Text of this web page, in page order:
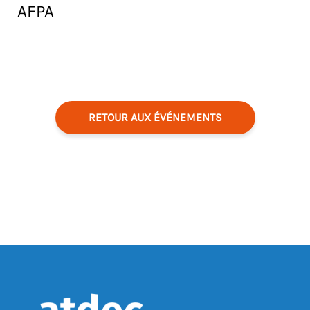
AFPA
RETOUR AUX ÉVÉNEMENTS